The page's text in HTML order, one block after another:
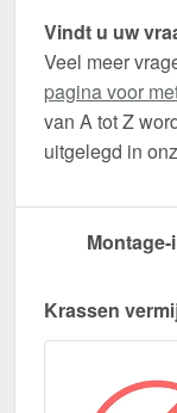
Vindt u uw
Veel meer
pagina voor
van A tot Z
uitgelegd in
Krassen